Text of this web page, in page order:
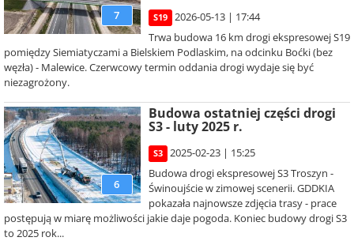
7 S19
2026-05-13 | 17:44
Trwa budowa 16 km drogi ekspresowej S19
pomiędzy Siemiatyczami a Bielskiem Podlaskim, na odcinku Boćki (bez
węzła) - Malewice. Czerwcowy termin oddania drogi wydaje się być
niezagrożony.
6
Budowa ostatniej części drogi
S3 - luty 2025 r.
S3
2025-02-23 | 15:25
Budowa drogi ekspresowej S3 Troszyn -
Świnoujście w zimowej scenerii. GDDKIA
pokazała najnowsze zdjęcia trasy - prace
postępują w miarę możliwości jakie daje pogoda. Koniec budowy drogi S3
to 2025 rok...